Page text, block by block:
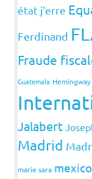
état j'erre
Ferdinand
Fraude
Guatemala Hemingway
Jalabert
Madrid
marie sara